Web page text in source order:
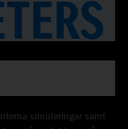
simuleringar samt